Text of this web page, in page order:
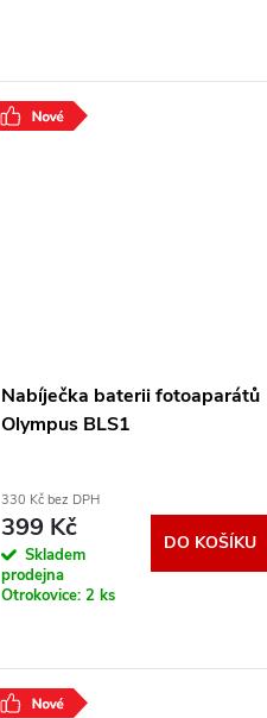
Nabíječka baterii fotoaparátů
Olympus BLS1
330 Kč bez DPH
399 Kč
Skladem
prodejna
Otrokovice:2 ks
DO KOŠÍKU